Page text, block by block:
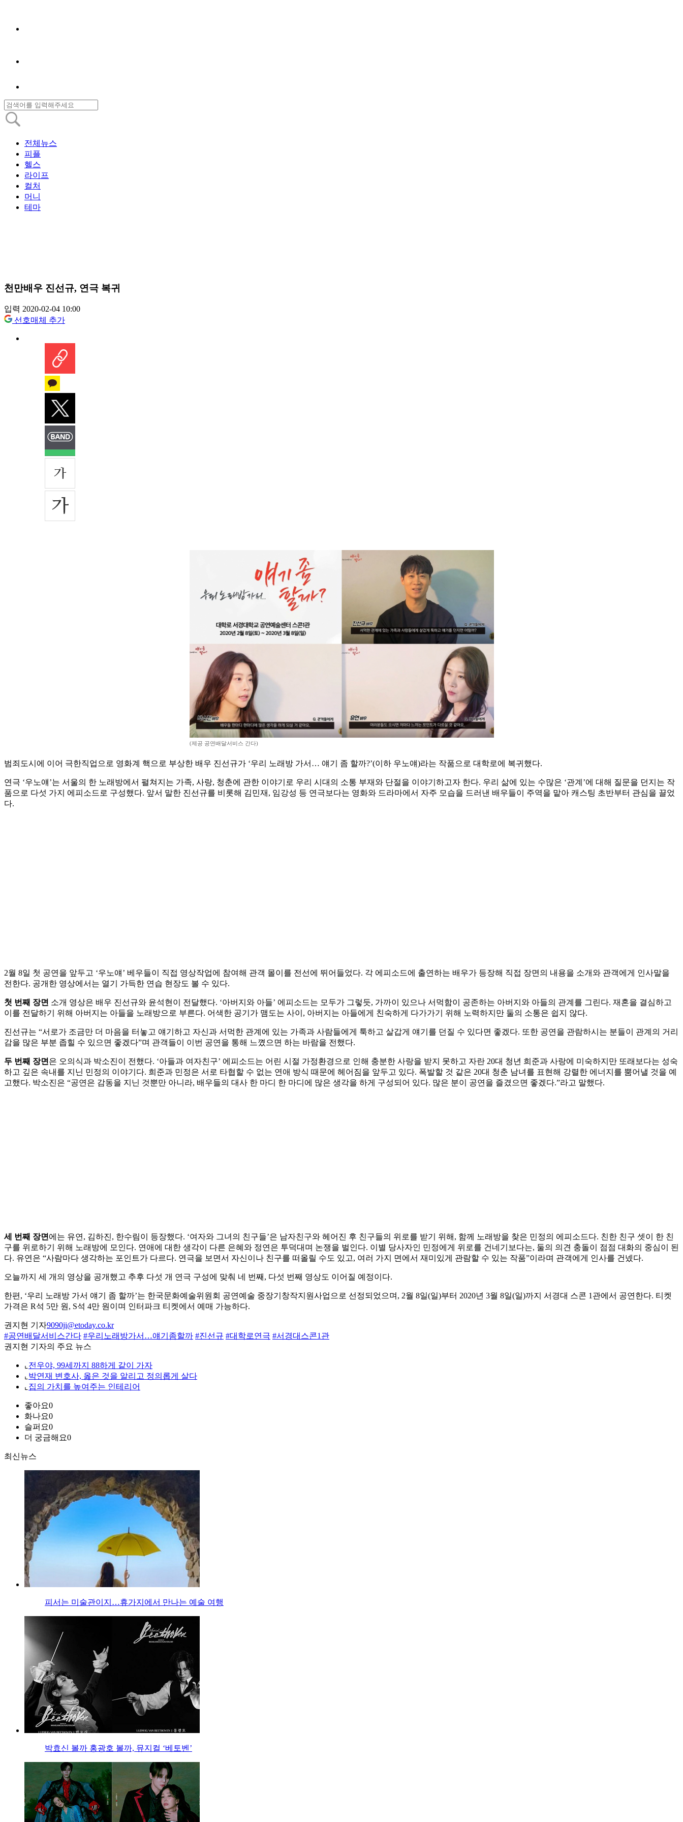
전체뉴스
피플
헬스
라이프
컬처
머니
테마
천만배우 진선규, 연극 복귀
입력 2020-02-04 10:00
선호매체 추가
(제공 공연배달서비스 간다)
범죄도시에 이어 극한직업으로 영화계 핵으로 부상한 배우 진선규가 ‘우리 노래방 가서… 얘기 좀 할까?’(이하 우노얘)라는 작품으로 대학로에 복귀했다.
연극 ‘우노얘’는 서울의 한 노래방에서 펼쳐지는 가족, 사랑, 청춘에 관한 이야기로 우리 시대의 소통 부재와 단절을 이야기하고자 한다. 우리 삶에 있는 수많은 ‘관계’에 대해 질문을 던지는 작
품으로 다섯 가지 에피소드로 구성했다. 앞서 말한 진선규를 비롯해 김민재, 임강성 등 연극보다는 영화와 드라마에서 자주 모습을 드러낸 배우들이 주역을 맡아 캐스팅 초반부터 관심을 끌었
다.
2월 8일 첫 공연을 앞두고 ‘우노얘’ 베우들이 직접 영상작업에 참여해 관객 몰이를 전선에 뛰어들었다. 각 에피소드에 출연하는 배우가 등장해 직접 장면의 내용을 소개와 관객에게 인사말을
전한다. 공개한 영상에서는 열기 가득한 연습 현장도 볼 수 있다.
첫 번째 장면 소개 영상은 배우 진선규와 윤석현이 전달했다. ‘아버지와 아들’ 에피소드는 모두가 그렇듯, 가까이 있으나 서먹함이 공존하는 아버지와 아들의 관계를 그린다. 재혼을 결심하고
이를 전달하기 위해 아버지는 아들을 노래방으로 부른다. 어색한 공기가 맴도는 사이, 아버지는 아들에게 친숙하게 다가가기 위해 노력하지만 둘의 소통은 쉽지 않다.
진선규는 “서로가 조금만 더 마음을 터놓고 얘기하고 자신과 서먹한 관계에 있는 가족과 사람들에게 툭하고 살갑게 얘기를 던질 수 있다면 좋겠다. 또한 공연을 관람하시는 분들이 관계의 거리
감을 많은 부분 좁힐 수 있으면 좋겠다”며 관객들이 이번 공연을 통해 느꼈으면 하는 바람을 전했다.
두 번째 장면은 오의식과 박소진이 전했다. ‘아들과 여자친구’ 에피소드는 어린 시절 가정환경으로 인해 충분한 사랑을 받지 못하고 자란 20대 청년 희준과 사랑에 미숙하지만 또래보다는 성숙
하고 깊은 속내를 지닌 민정의 이야기다. 희준과 민정은 서로 타협할 수 없는 연애 방식 때문에 헤어짐을 앞두고 있다. 폭발할 것 같은 20대 청춘 남녀를 표현해 강렬한 에너지를 뿜어낼 것을 예
고했다. 박소진은 “공연은 감동을 지닌 것뿐만 아니라, 배우들의 대사 한 마디 한 마디에 많은 생각을 하게 구성되어 있다. 많은 분이 공연을 즐겼으면 좋겠다.”라고 말했다.
세 번째 장면에는 유연, 김하진, 한수림이 등장했다. ‘여자와 그녀의 친구들’은 남자친구와 헤어진 후 친구들의 위로를 받기 위해, 함께 노래방을 찾은 민정의 에피소드다. 친한 친구 셋이 한 친
구를 위로하기 위해 노래방에 모인다. 연애에 대한 생각이 다른 은혜와 정연은 투덕대며 논쟁을 벌인다. 이별 당사자인 민정에게 위로를 건네기보다는, 둘의 의견 충돌이 점점 대화의 중심이 된
다. 유연은 “사람마다 생각하는 포인트가 다르다. 연극을 보면서 자신이나 친구를 떠올릴 수도 있고, 여러 가지 면에서 재미있게 관람할 수 있는 작품”이라며 관객에게 인사를 건넸다.
오늘까지 세 개의 영상을 공개했고 추후 다섯 개 연극 구성에 맞춰 네 번째, 다섯 번째 영상도 이어질 예정이다.
한편, ‘우리 노래방 가서 얘기 좀 할까’는 한국문화예술위원회 공연예술 중장기창작지원사업으로 선정되었으며, 2월 8일(일)부터 2020년 3월 8일(일)까지 서경대 스콘 1관에서 공연한다. 티켓
가격은 R석 5만 원, S석 4만 원이며 인터파크 티켓에서 예매 가능하다.
권지현 기자9090ji@etoday.co.kr
#공연배달서비스간다 #우리노래방가서…얘기좀할까 #진선규 #대학로연극 #서경대스콘1관
권지현 기자의 주요 뉴스
⌞ 전우야, 99세까지 88하게 같이 가자
⌞ 박연재 변호사, 옳은 것을 알리고 정의롭게 살다
⌞ 집의 가치를 높여주는 인테리어
좋아요0
화나요0
슬퍼요0
더 궁금해요0
최신뉴스
피서는 미술관이지…휴가지에서 만나는 예술 여행
박효신 볼까 홍광호 볼까, 뮤지컬 ‘베토벤’